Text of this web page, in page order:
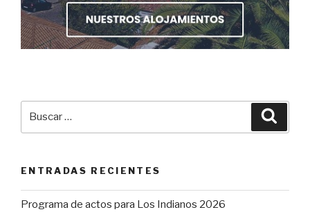
ENTRADAS RECIENTES
Programa de actos para Los Indianos 2026